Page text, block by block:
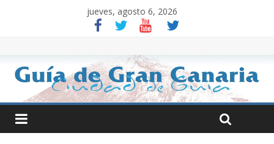
jueves, agosto 6, 2026